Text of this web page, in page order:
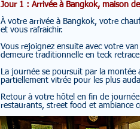
Jour 1 : Arrivée à Bangkok, maison
À votre arrivée à Bangkok, votre
et vous rafraichir.
Vous rejoignez ensuite avec votre
demeure traditionnelle en teck
La journée se poursuit par la
partiellement vitrée pour les plus
Retour à votre hôtel en fin de
restaurants, street food et ambiance